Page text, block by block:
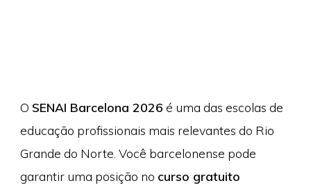
O SENAI Barcelona 2026 é uma das escolas de
educação profissionais mais relevantes do Rio
Grande do Norte. Você barcelonense pode
garantir uma posição no curso gratuito